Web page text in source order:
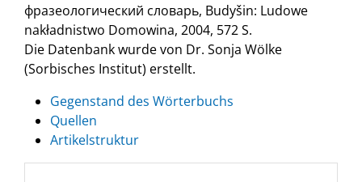
фразеологический словарь, Budyšin: Ludowe
nakładnistwo Domowina, 2004, 572 S.
Die Datenbank wurde von Dr. Sonja Wölke
(Sorbisches Institut) erstellt.
Gegenstand des Wörterbuchs
Quellen
Artikelstruktur